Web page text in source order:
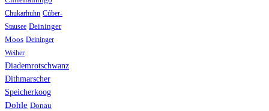
Chukarhuhn Cúber-
Stausee Deininger
Moos Deininger
Weiher
Diademrotschwanz
Dithmarscher
Speicherkoog
Dohle Donau